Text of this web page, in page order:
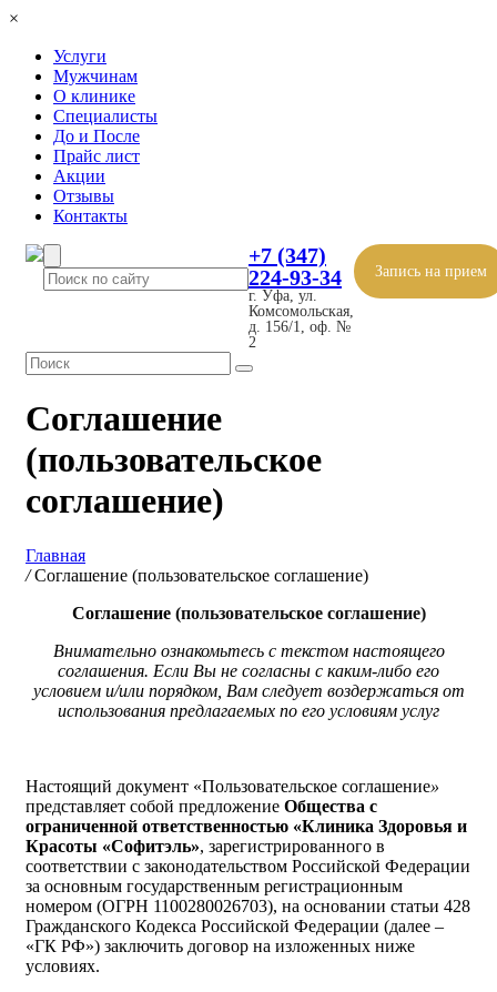
×
Услуги
Мужчинам
О клинике
Специалисты
До и После
Прайс лист
Акции
Отзывы
Контакты
+7 (347)
224-93-34
г. Уфа, ул.
Комсомольская,
д. 156/1, оф. №
2
Запись на прием
Соглашение
(пользовательское
соглашение)
Главная
/ Соглашение (пользовательское соглашение)
Соглашение(пользовательское соглашение)
Внимательно ознакомьтесь с текстом настоящего
соглашения. Если Вы не согласны с каким-либо его
условием и/или порядком, Вам следует воздержаться от
использования предлагаемых по его условиям услуг
Настоящий документ «Пользовательское соглашение»
представляет собой предложение Общества с
ограниченной ответственностью «Клиника Здоровья и
Красоты «Софитэль», зарегистрированного в
соответствии с законодательством Российской Федерации
за основным государственным регистрационным
номером (ОГРН 1100280026703), на основании статьи 428
Гражданского Кодекса Российской Федерации (далее –
«ГК РФ») заключить договор на изложенных ниже
условиях.